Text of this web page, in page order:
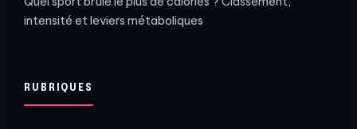
intensité et leviers métaboliques
RUBRIQUES